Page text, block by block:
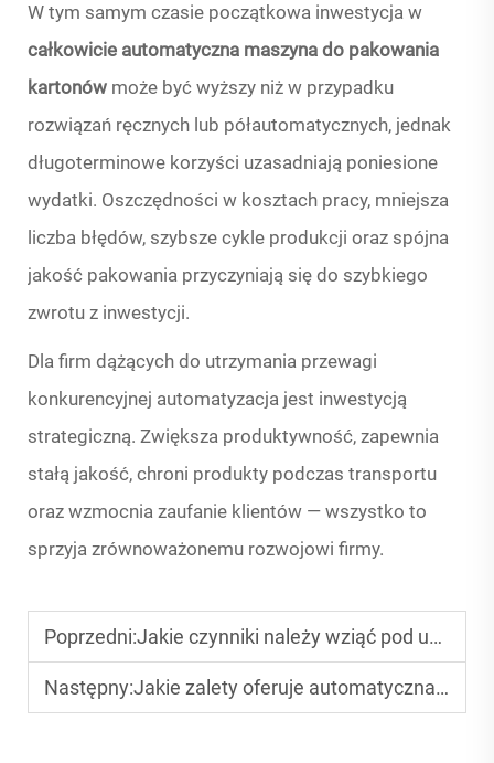
W tym samym czasie początkowa inwestycja w
całkowicie automatyczna maszyna do pakowania
kartonów może być wyższy niż w przypadku
rozwiązań ręcznych lub półautomatycznych, jednak
długoterminowe korzyści uzasadniają poniesione
wydatki. Oszczędności w kosztach pracy, mniejsza
liczba błędów, szybsze cykle produkcji oraz spójna
jakość pakowania przyczyniają się do szybkiego
zwrotu z inwestycji.
Dla firm dążących do utrzymania przewagi
konkurencyjnej automatyzacja jest inwestycją
strategiczną. Zwiększa produktywność, zapewnia
stałą jakość, chroni produkty podczas transportu
oraz wzmocnia zaufanie klientów — wszystko to
sprzyja zrównoważonemu rozwojowi firmy.
Poprzedni:Jakie czynniki należy wziąć pod uwagę przy wyborze maszyny do pakowania pudeł?
Następny:Jakie zalety oferuje automatyczna maszyna do drukowania, nacinania i wycinania?